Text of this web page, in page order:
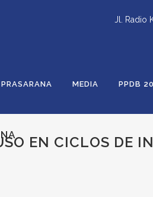
Jl. Radio
MEDIA PPDB
EN CICLOS DE